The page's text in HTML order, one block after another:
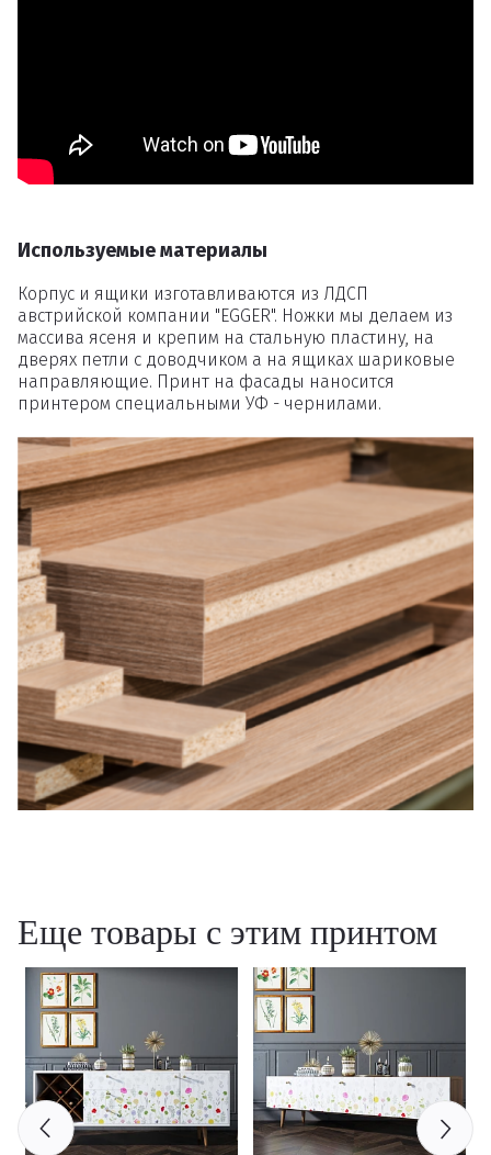
Используемые материалы
Корпус и ящики изготавливаются из ЛДСП
австрийской компании "EGGER". Ножки мы делаем из
массива ясеня и крепим на стальную пластину, на
дверях петли с доводчиком а на ящиках шариковые
направляющие. Принт на фасады наносится
принтером специальными УФ - чернилами.
Еще товары с этим принтом
Удалить